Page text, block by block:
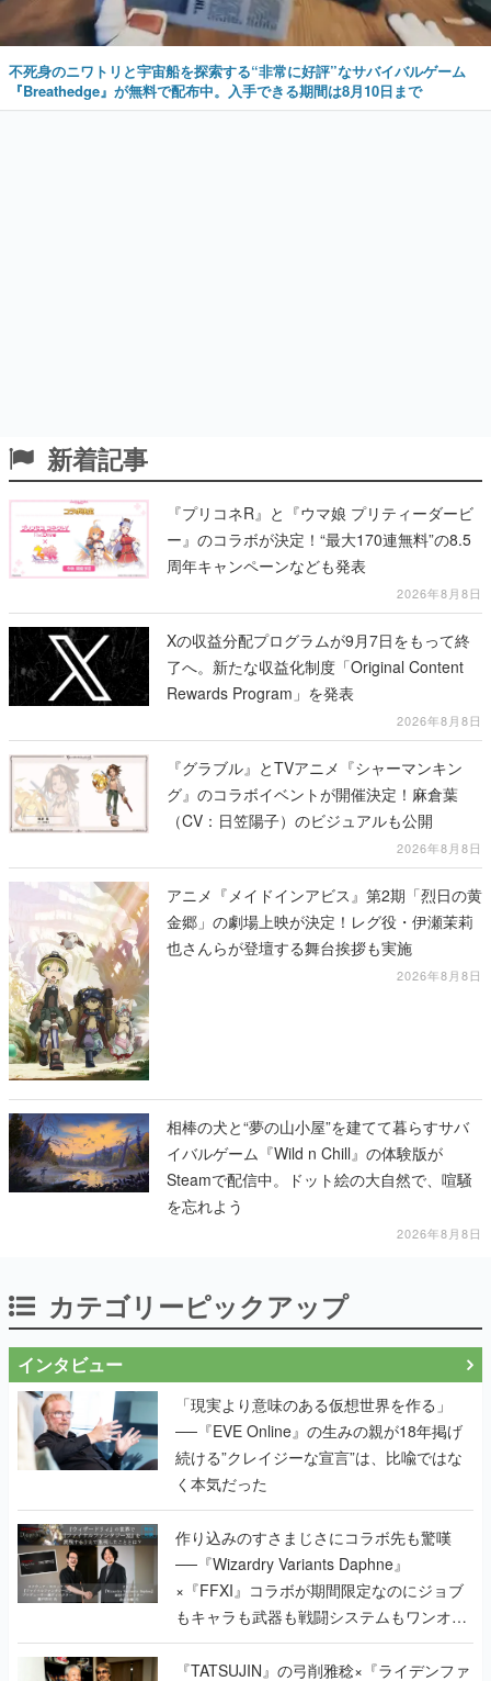
不死身のニワトリと宇宙船を探索する“非常に好評”なサバイバルゲーム
『Breathedge』が無料で配布中。入手できる期間は8月10日まで
新着記事
『プリコネR』と『ウマ娘 プリティーダービ
ー』のコラボが決定！“最大170連無料”の8.5
周年キャンペーンなども発表
2026年8月8日
Xの収益分配プログラムが9月7日をもって終
了へ。新たな収益化制度「Original Content
Rewards Program」を発表
2026年8月8日
『グラブル』とTVアニメ『シャーマンキン
グ』のコラボイベントが開催決定！麻倉葉
（CV：日笠陽子）のビジュアルも公開
2026年8月8日
アニメ『メイドインアビス』第2期「烈日の黄
金郷」の劇場上映が決定！レグ役・伊瀬茉莉
也さんらが登壇する舞台挨拶も実施
2026年8月8日
相棒の犬と“夢の山小屋”を建てて暮らすサバ
イバルゲーム『Wild n Chill』の体験版が
Steamで配信中。ドット絵の大自然で、喧騒
を忘れよう
2026年8月8日
カテゴリーピックアップ
インタビュー
「現実より意味のある仮想世界を作る」
──『EVE Online』の生みの親が18年掲げ
続ける”クレイジーな宣言”は、比喩ではな
く本気だった
作り込みのすさまじさにコラボ先も驚嘆
──『Wizardry Variants Daphne』
×『FFXI』コラボが期間限定なのにジョブ
もキャラも武器も戦闘システムもワンオフ
で作り込まれた理由を両ディレクターに聞
く
『TATSUJIN』の弓削雅稔×『ライデンファ